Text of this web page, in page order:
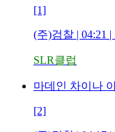
[1]
(주)검찰 | 04:21 |
SLR클럽
마데인 차이나
[2]